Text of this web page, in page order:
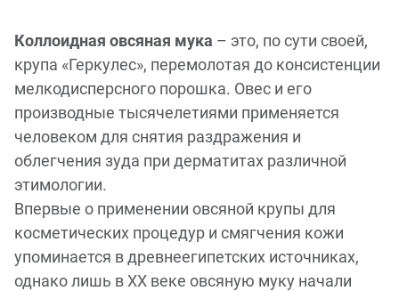
Коллоидная овсяная мука – это, по сути своей,
крупа «Геркулес», перемолотая до консистенции
мелкодисперсного порошка. Овес и его
производные тысячелетиями применяется
человеком для снятия раздражения и
облегчения зуда при дерматитах различной
этимологии.
Впервые о применении овсяной крупы для
косметических процедур и смягчения кожи
упоминается в древнеегипетских источниках,
однако лишь в ХХ веке овсяную муку начали